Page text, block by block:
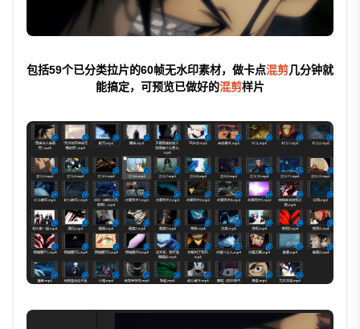
包括59个已分类拉片的60帧无水印素材，做卡点混剪几分钟就
能搞定，可预览已做好的混剪样片